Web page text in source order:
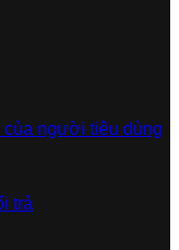
của người tiêu dùng
trả